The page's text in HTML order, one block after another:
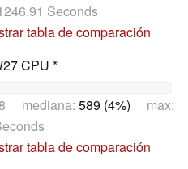
Seconds
tabla de comparación
CPU *
mediana: 589 (4%) max:
tabla de comparación